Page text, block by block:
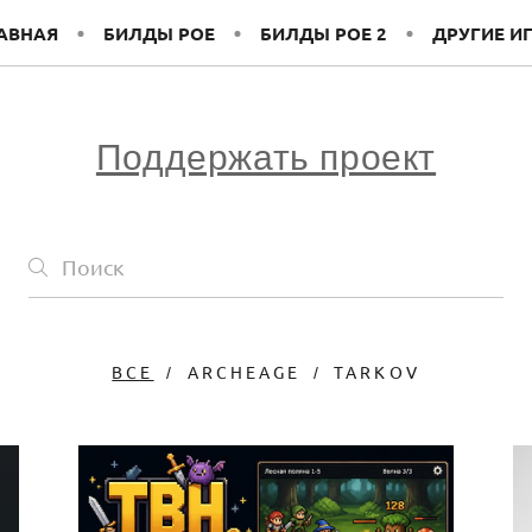
БИЛДЫ POE БИЛДЫ POE 2 ДРУГИЕ
Поддержать проект
ВСЕ ARCHEAGE TARKOV